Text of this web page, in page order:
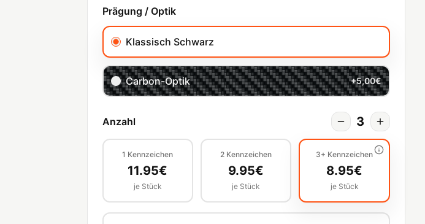
Prägung / Optik
Klassisch Schwarz
Carbon-Optik +5,00€
Anzahl 3
1 Kennzeichen
11.95€
je Stück
2 Kennzeichen
9.95€
je Stück
3+ Kennzeichen
8.95€
je Stück